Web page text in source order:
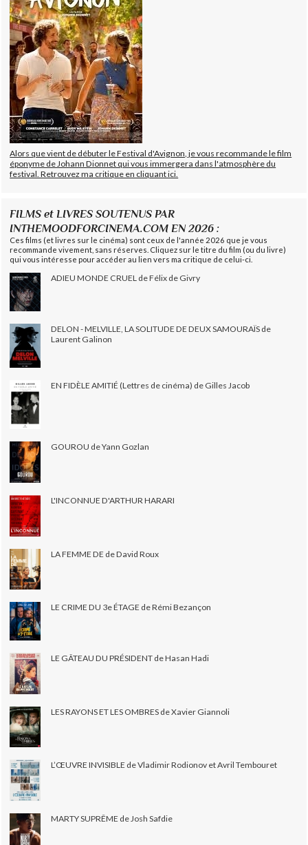
Alors que vient de débuter le Festival d'Avignon, je vous recommande le film
éponyme de Johann Dionnet qui vous immergera dans l'atmosphère du
festival. Retrouvez ma critique en cliquant ici.
FILMS et LIVRES SOUTENUS PAR
INTHEMOODFORCINEMA.COM EN 2026 :
Ces films (et livres sur le cinéma) sont ceux de l'année 2026 que je vous
recommande vivement, sans réserves. Cliquez sur le titre du film (ou du livre)
qui vous intéresse pour accéder au lien vers ma critique de celui-ci.
ADIEU MONDE CRUEL de Félix de Givry
DELON - MELVILLE, LA SOLITUDE DE DEUX SAMOURAÏS de
Laurent Galinon
EN FIDÈLE AMITIÉ (Lettres de cinéma) de Gilles Jacob
GOUROU de Yann Gozlan
L'INCONNUE D'ARTHUR HARARI
LA FEMME DE de David Roux
LE CRIME DU 3e ÉTAGE de Rémi Bezançon
LE GÂTEAU DU PRÉSIDENT de Hasan Hadi
LES RAYONS ET LES OMBRES de Xavier Giannoli
L’ŒUVRE INVISIBLE de Vladimir Rodionov et Avril Tembouret
MARTY SUPRÊME de Josh Safdie